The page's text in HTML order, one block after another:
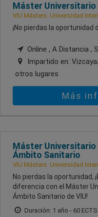
Máster
VIU Másters. Universidad
¡No pierdas la
Online , A Distancia ,
Impartido en:
otros lugares
Más
Máster Universitario
Ámbito Sanitario
VIU Másters. Universidad
No pierdas la oportunidad,
diferencia con el Máster
Ámbito Sanitario de VIU!
Duración: 1 año - 60 ECTS